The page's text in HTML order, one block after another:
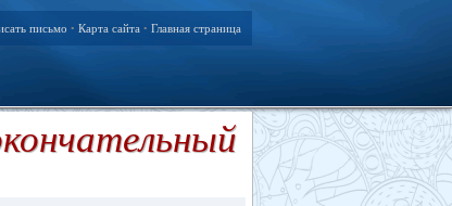
письмо • Карта сайта • Главная страница